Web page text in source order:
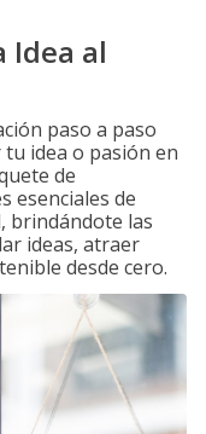
Idea al
paso a paso
idea o pasión en
de
esenciales de
brindándote las
ideas, atraer
desde cero.